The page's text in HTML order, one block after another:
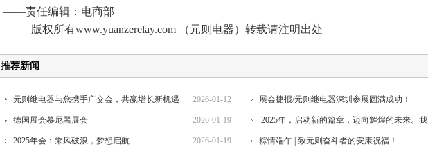
——责任编辑：电商部
版权所有www.yuanzerelay.com （元则电器）转载请注明出处
推荐新闻
2026-01-12
元则继电器与您携手广交会，共赢增长新机遇 展会捷报/元则继电器深圳参展圆满成功！
2026-01-19
德国展会慕尼黑展会 2025年，启动新的篇章，迈向辉煌的未来。我
们...
2026-01-19
2025年会：乘风破浪，梦想启航 粽情端午 | 致元则奋斗者的安康祝福！